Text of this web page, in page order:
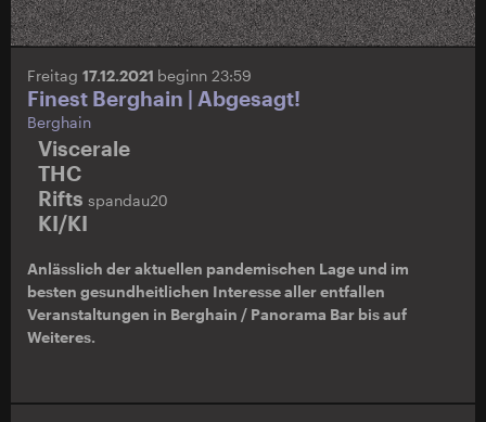
Freitag 17.12.2021 beginn 23:59
Finest Berghain | Abgesagt!
Berghain
Viscerale
THC
Rifts spandau20
KI/KI
Anlässlich der aktuellen pandemischen Lage und im
besten gesundheitlichen Interesse aller entfallen
Veranstaltungen in Berghain / Panorama Bar bis auf
Weiteres.